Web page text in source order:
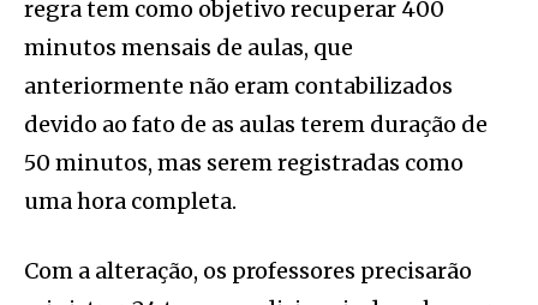
regra tem como objetivo recuperar 400
minutos mensais de aulas, que
anteriormente não eram contabilizados
devido ao fato de as aulas terem duração de
50 minutos, mas serem registradas como
uma hora completa.
Com a alteração, os professores precisarão